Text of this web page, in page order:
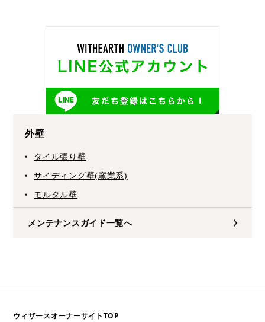
外壁
タイル張り壁
サイディング壁(窯業系)
モルタル壁
メンテナンスガイド一覧へ
ウィザースオーナーサイトTOP